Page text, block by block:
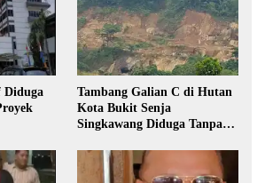
Diduga
Tambang Galian C di Hutan
Kota Bukit Senja
Singkawang Diduga Tanpa